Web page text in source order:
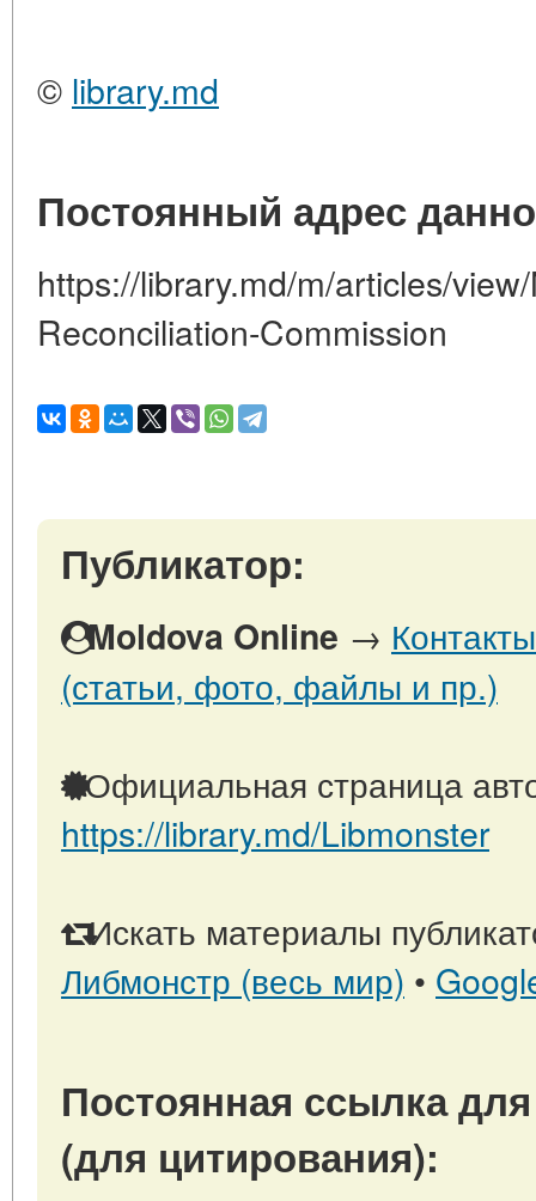
© library.md
Постоянный адрес
https://library.md/m/articles/
Reconciliation-Commission
Публикатор:
Moldova Online →
(статьи, фото, файлы и пр.)
Официальная страница
https://library.md/Libmonster
Искать материалы
Либмонстр (весь мир) •
Постоянная ссылка
(для цитирования):